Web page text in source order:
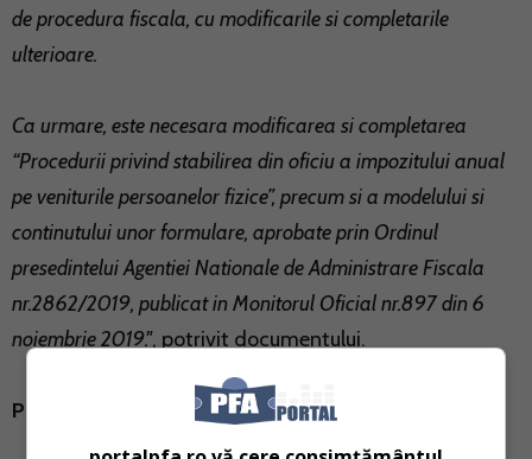
de procedura fiscala, cu modificarile si completarile
ulterioare.
Ca urmare, este necesara modificarea si completarea
“Procedurii privind stabilirea din oficiu a impozitului anual
pe veniturile persoanelor fizice”, precum si a modelului si
continutului unor formulare, aprobate prin Ordinul
presedintelui Agentiei Nationale de Administrare Fiscala
nr.2862/2019, publicat in Monitorul Oficial nr.897 din 6
noiembrie 2019.", potrivit documentului.
Principalele modificari vizeaza: